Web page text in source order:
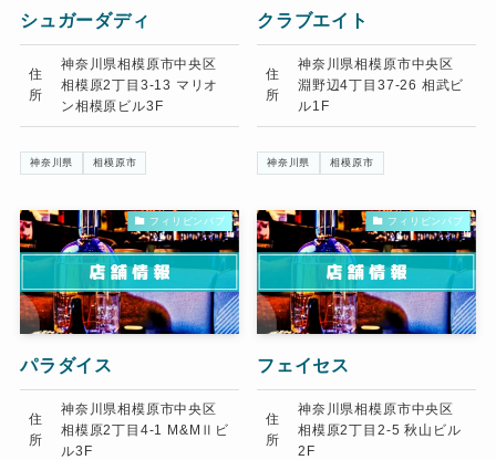
シュガーダディ
住
所
神奈川県相模原市中央区
相模原2丁目3-13 マリオ
ン相模原ビル3F
神奈川県 相模原市
クラブエイト
住
所
神奈川県相模原市中央区
淵野辺4丁目37-26 相武ビ
ル1F
神奈川県 相模原市
フィリピンパブ
パラダイス
住
所
神奈川県相模原市中央区
相模原2丁目4-1 M&MⅡビ
ル3F
フィリピンパブ
フェイセス
住
所
神奈川県相模原市中央区
相模原2丁目2-5 秋山ビル
2F